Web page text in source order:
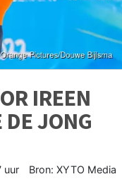
IREEN
JONG
uur Bron: XYTO Media